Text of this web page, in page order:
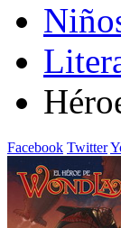
Facebook Twitter